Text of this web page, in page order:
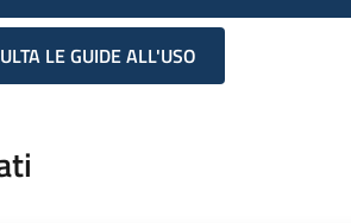
LE GUIDE ALL'USO